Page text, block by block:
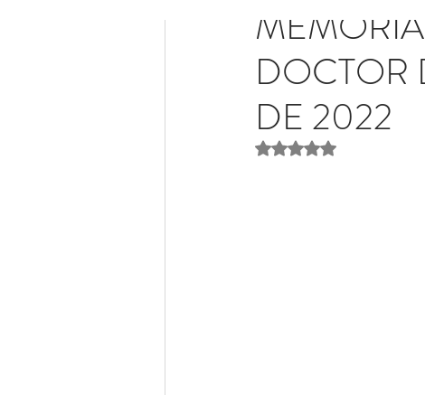
DOCTOR
DE 2022
Obtuvo NaN de 5 estrellas.